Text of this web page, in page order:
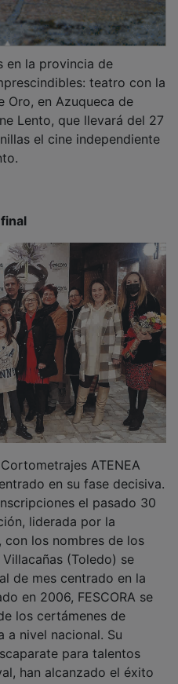
teatro con la
Oro, en Azuqueca de
Lento, que llevará del 27
el cine independiente
en su fase decisiva.
el pasado 30
liderada por la
los nombres de los
(Toledo) se
de mes centrado en la
en 2006, FESCORA se
los certámenes de
a nivel nacional. Su
para talentos
han alcanzado el éxito
los Premios Goya, como